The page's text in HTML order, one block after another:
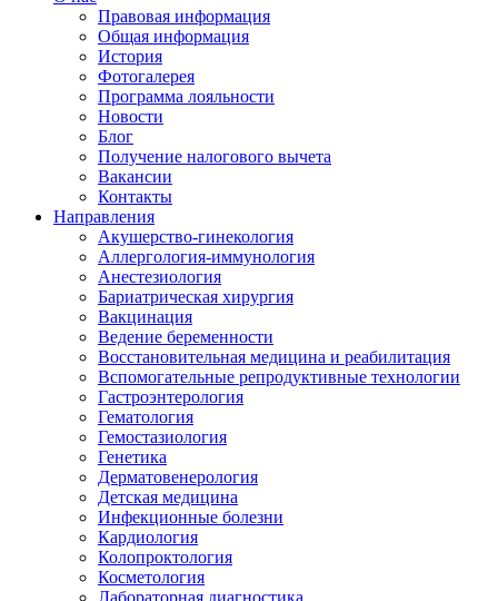
Правовая информация
Общая информация
История
Фотогалерея
Программа лояльности
Новости
Блог
Получение налогового вычета
Вакансии
Контакты
Направления
Акушерство-гинекология
Аллергология-иммунология
Анестезиология
Бариатрическая хирургия
Вакцинация
Ведение беременности
Восстановительная медицина и реабилитация
Вспомогательные репродуктивные технологии
Гастроэнтерология
Гематология
Гемостазиология
Генетика
Дерматовенерология
Детская медицина
Инфекционные болезни
Кардиология
Колопроктология
Косметология
Лабораторная диагностика